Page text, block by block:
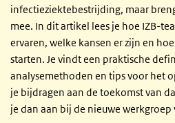
infectieziektebestrijding, maar
mee. In dit artikel lees je hoe IZB-
ervaren, welke kansen er zijn en
starten. Je vindt een praktische
analysemethoden en tips voor het
je bijdragen aan de toekomst van
je dan aan bij de nieuwe werkgroep